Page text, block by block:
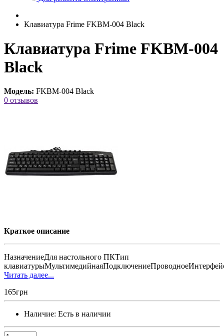
Клавиатура Frime FKBM-004 Black
Клавиатура Frime FKBM-004
Black
Модель: FKBM-004 Black
0 отзывов
Краткое описание
НазначениеДля настольного ПКТип
Читать далее...
165грн
Наличие: Есть в наличии